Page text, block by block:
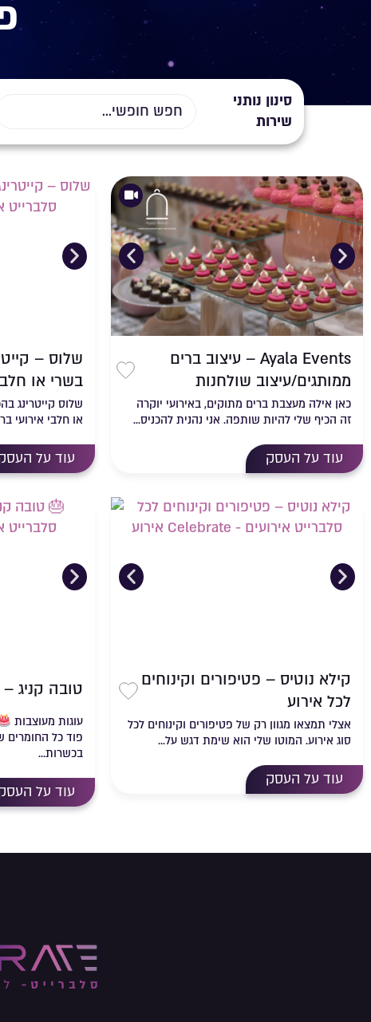
סינון נותני
שירות
Ayala Events – עיצוב ברים
ממותגים/עיצוב שולחנות
שמירה ברשימתכאן אילה מעצבת ברים מתוקים, באירועי יוקרה
זה הכיף שלי להיות שותפה. אני נהנית להכניס...
עוד על העסק
שלוס –
בשרי או
שלוס קייטרינג
או חלבי אירועי
עוד על
קילא נוטיס – פטיפורים וקינוחים
לכל אירוע
שמירה ברשימתאצלי תמצאו מגוון רק של פטיפורים וקינוחים לכל
סוג אירוע. המוטו שלי הוא שימת דגש על...
עוד על העסק
טובה קניג
עוגות מעוצבות
פוד כל
בכשרות...
עוד על